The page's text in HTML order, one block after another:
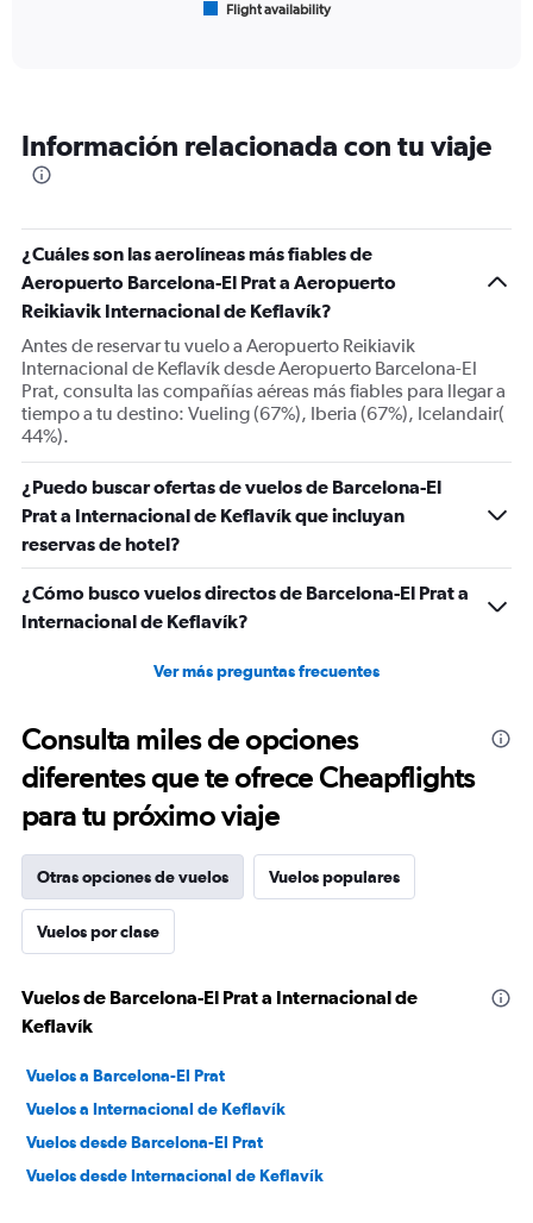
categories.
The
Y
axis
displaying
of
flights.
Range:
0
to
15.
Flight availability
Información relacionada con tu viaje
¿Cuáles son las aerolíneas más fiables de
Aeropuerto Barcelona-El Prat a Aeropuerto
Reikiavik Internacional de Keflavík?
Antes de reservar tu vuelo a Aeropuerto Reikiavik
Internacional de Keflavík desde Aeropuerto Barcelona-El
Prat, consulta las compañías aéreas más fiables para llegar a
tiempo a tu destino: Vueling (67%), Iberia (67%), Icelandair(
44%).
¿Puedo buscar ofertas de vuelos de Barcelona-El
Prat a Internacional de Keflavík que incluyan
reservas de hotel?
¿Cómo busco vuelos directos de Barcelona-El Prat a
Internacional de Keflavík?
Ver más preguntas frecuentes
Consulta miles de opciones
diferentes que te ofrece Cheapflights
para tu próximo viaje
Otras opciones de vuelos Vuelos populares
Vuelos por clase
Vuelos de Barcelona-El Prat a Internacional de
Keflavík
Vuelos a Barcelona-El Prat
Vuelos a Internacional de Keflavík
Vuelos desde Barcelona-El Prat
Vuelos desde Internacional de Keflavík